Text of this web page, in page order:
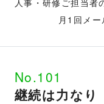
人事・研修ご担当者
月1回メー
No.101
継続は力なり